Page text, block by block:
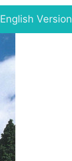
English Version